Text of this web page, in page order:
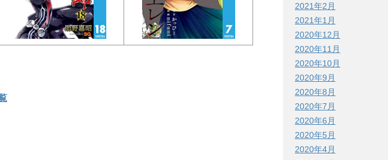
2021年2月
2021年1月
2020年12月
2020年11月
2020年10月
2020年9月
2020年8月
2020年7月
2020年6月
2020年5月
2020年4月